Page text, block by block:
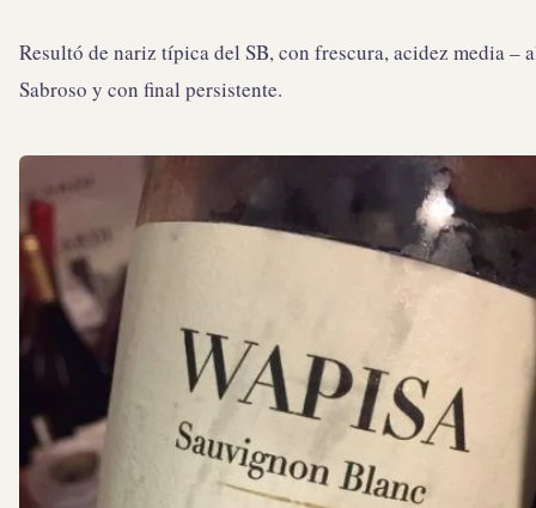
Resultó de nariz típica del SB, con frescura, acidez media –
Sabroso y con final persistente.